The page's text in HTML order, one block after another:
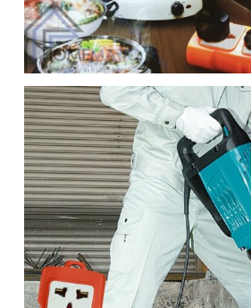
59.000₫ 109.000₫ -46% ℹ️
(Ổ cắm nấu lẩu 3500W cam dây 3m)
Để lại thông tin, chúng tôi sẽ tư vấn sớm
Không Mua Cũng Không Sao
SĐT
(Required)
Giao hàng toàn quốc
Miễn phí ship đơn hàng >1.000.000đ
Giao hàng nội thành Hà Nội 24h, giao